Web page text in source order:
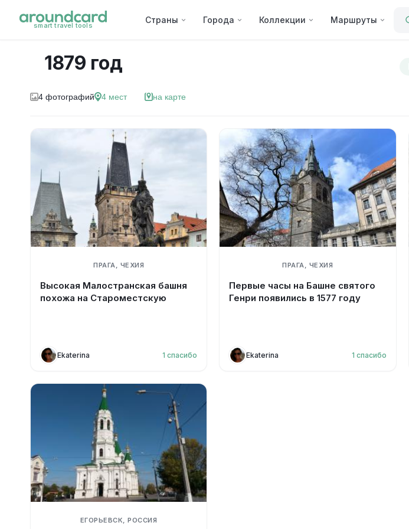
smart travel tools
Страны Города Коллекции Маршруты
1879 год
4 фотографий 4 мест на карте
ПРАГА, ЧЕХИЯ
Высокая Малостранская башня
похожа на Староместскую
Ekaterina 1 спасибо
ПРАГА, ЧЕХИЯ
Первые часы на Башне святого
Генри появились в 1577 году
Ekaterina 1 спасибо
ЕГОРЬЕВСК, РОССИЯ